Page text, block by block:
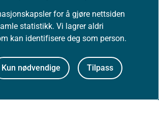
for å gjøre nettsiden
statistikk. Vi lagrer aldri
kan identifisere deg som person.
Kun nødvendige Tilpass